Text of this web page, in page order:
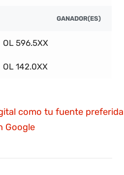
GANADOR(ES)
OL 596.5XX
OL 142.0XX
como tu fuente preferida
Google